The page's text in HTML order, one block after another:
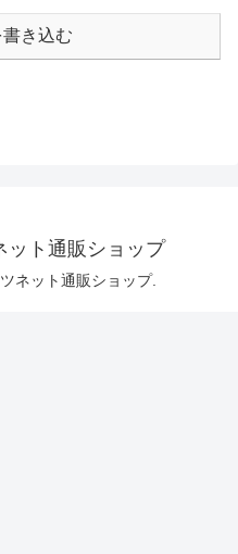
き込む
ット通販ショップ
ネット通販ショップ.